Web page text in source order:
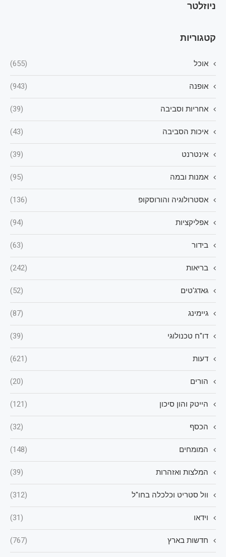
ניוזלטר
קטגוריות
אוכל (655)
אופנה (943)
אחריות וסביבה (39)
איכות הסביבה (43)
אינטרנט (39)
אמנות ובמה (95)
אסטרולוגיה והורוסקופ (136)
אפליקציות (94)
בידור (63)
בריאות (242)
גאדג'טים (52)
גיימינג (87)
דו"ח טכנולוגי (39)
דעות (621)
הורים (20)
הייטק והון סיכון (121)
הכסף (32)
המומחים (148)
המלצות ואזהרות (39)
וול סטריט וכלכלה בחו"ל (312)
וידאו (31)
חדשות בארץ (767)